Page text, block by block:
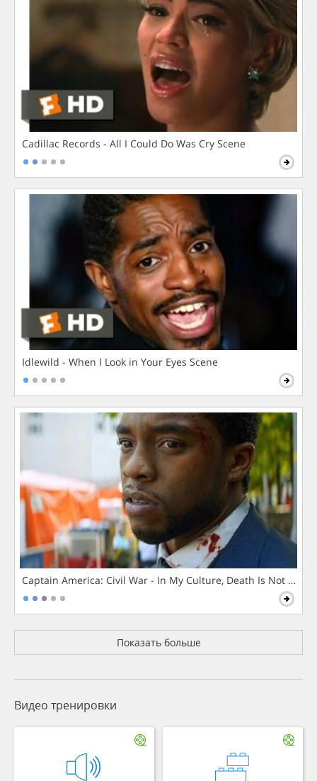
Cadillac Records - All I Could Do Was Cry Scene
Idlewild - When I Look in Your Eyes Scene
Captain America: Civil War - In My Culture, Death Is Not The
Показать больше
Видео тренировки